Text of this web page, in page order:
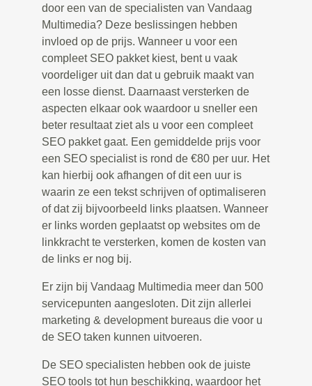
door een van de specialisten van Vandaag
Multimedia? Deze beslissingen hebben
invloed op de prijs. Wanneer u voor een
compleet SEO pakket kiest, bent u vaak
voordeliger uit dan dat u gebruik maakt van
een losse dienst. Daarnaast versterken de
aspecten elkaar ook waardoor u sneller een
beter resultaat ziet als u voor een compleet
SEO pakket gaat. Een gemiddelde prijs voor
een SEO specialist is rond de €80 per uur. Het
kan hierbij ook afhangen of dit een uur is
waarin ze een tekst schrijven of optimaliseren
of dat zij bijvoorbeeld links plaatsen. Wanneer
er links worden geplaatst op websites om de
linkkracht te versterken, komen de kosten van
de links er nog bij.
Er zijn bij Vandaag Multimedia meer dan 500
servicepunten aangesloten. Dit zijn allerlei
marketing & development bureaus die voor u
de SEO taken kunnen uitvoeren.
De SEO specialisten hebben ook de juiste
SEO tools tot hun beschikking, waardoor het